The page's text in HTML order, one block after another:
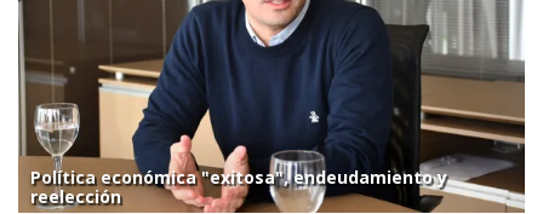
Política económica "exitosa", endeudamiento y
reelección